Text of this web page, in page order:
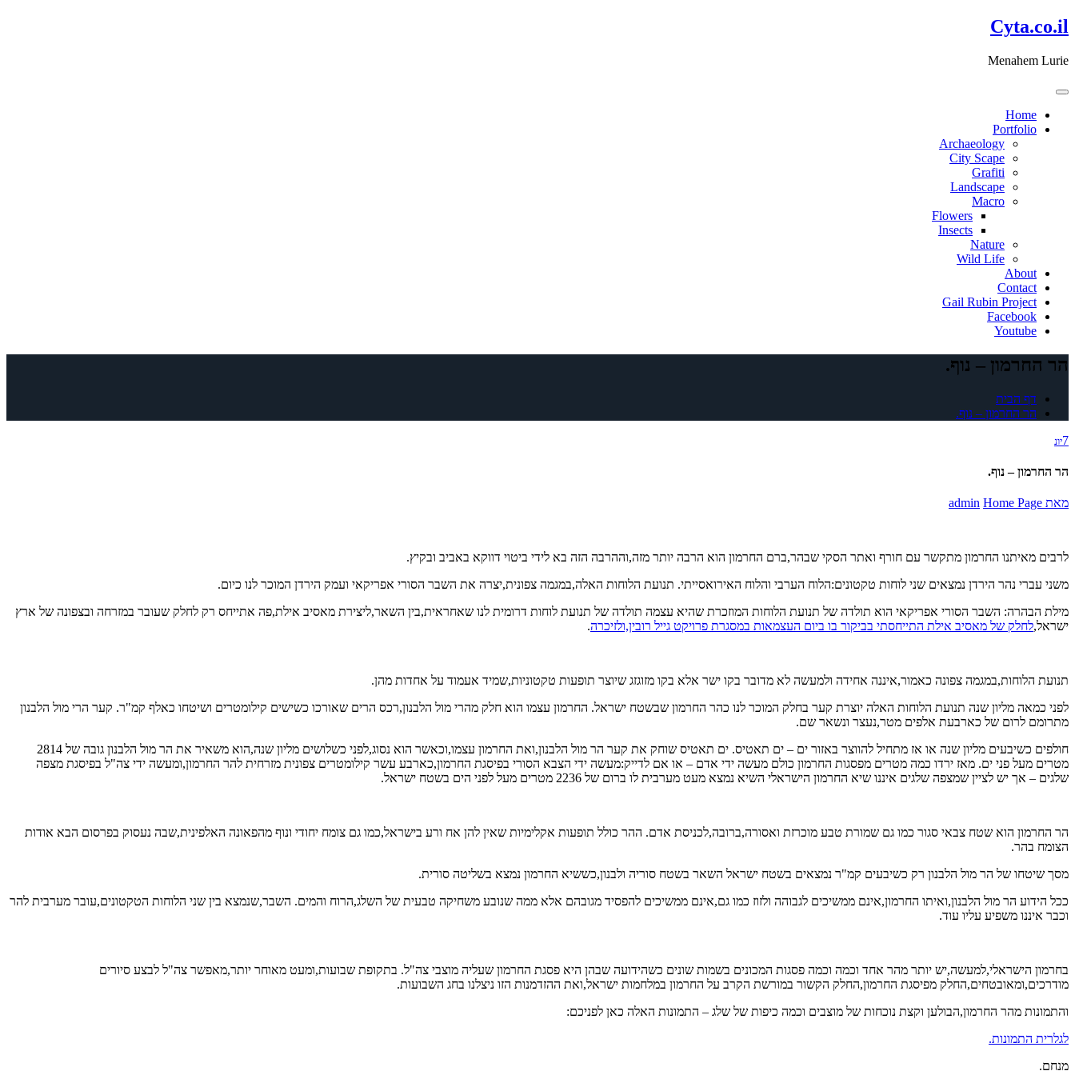
דלג
לתוכן
Cyta.co.il
Menahem Lurie
Home
Portfolio
Archaeology
City Scape
Grafiti
Landscape
Macro
Flowers
Insects
Nature
Wild Life
About
Contact
Gail Rubin Project
Facebook
Youtube
הר החרמון – נוף.
דף הבית
הר החרמון – נוף.
7יונ
הר החרמון – נוף.
מאת admin Home Page
לרבים מאיתנו החרמון מתקשר עם חורף ואתר הסקי שבהר,ברם החרמון הוא הרבה יותר מזה,וההרבה הזה בא לידי ביטוי דווקא באביב ובקיץ.
משני עברי נהר הירדן נמצאים שני לוחות טקטונים:הלוח הערבי והלוח האירואסייתי. תנועת הלוחות האלה,במגמה צפונית,יצרה את השבר הסורי אפריקאי ועמק הירדן המוכר לנו כיום.
מילת הבהרה: השבר הסורי אפריקאי הוא תולדה של תנועת הלוחות המוזכרת שהיא עצמה תולדה של תנועת לוחות דרומית לנו שאחראית,בין השאר,ליצירת מאסיב אילת,פה אתייחס רק לחלק שעובר במזרחה ובצפונה של ארץ
ישראל,לחלק של מאסיב אילת התייחסתי בביקור בו ביום העצמאות במסגרת פרויקט גייל רובין,ולזיכרה.
תנועת הלוחות,במגמה צפונה כאמור,איננה אחידה ולמעשה לא מדובר בקו ישר אלא בקו מזוגזג שיוצר תופעות טקטוניות,שמיד אעמוד על אחדות מהן.
לפני כמאה מליון שנה תנועת הלוחות האלה יוצרת קער בחלק המוכר לנו כהר החרמון שבשטח ישראל. החרמון עצמו הוא חלק מהרי מול הלבנון,רכס הרים שאורכו כשישים קילומטרים ושיטחו כאלף קמ"ר. קער הרי מול הלבנון
מתרומם לרום של כארבעת אלפים מטר,נעצר ונשאר שם.
חולפים כשיבעים מליון שנה או אז מתחיל להווצר באזור ים – ים תאטיס. ים תאטיס שוחק את קער הר מול הלבנון,ואת החרמון עצמו,וכאשר הוא נסוג,לפני כשלושים מליון שנה,הוא משאיר את הר מול הלבנון גובה של 2814
מטרים מעל פני ים. מאז ירדו כמה מטרים מפסגות החרמון כולם מעשה ידי אדם – או אם לדייק:מעשה ידי הצבא הסורי בפיסגת החרמון,כארבע עשר קילומטרים צפונית מזרחית להר החרמון,ומעשה ידי צה"ל בפיסגת מצפה
שלגים – אך יש לציין שמצפה שלגים איננו שיא החרמון הישראלי השיא נמצא מעט מערבית לו ברום של 2236 מטרים מעל לפני הים בשטח ישראל.
הר החרמון הוא שטח צבאי סגור כמו גם שמורת טבע מוכרזת ואסורה,ברובה,לכניסת אדם. ההר כולל תופעות אקלימיות שאין להן אח ורע בישראל,כמו גם צומח יחודי ונוף מהפאונה האלפינית,שבה נעסוק בפרסום הבא אודות
הצומח בהר.
מסך שיטחו של הר מול הלבנון רק כשיבעים קמ"ר נמצאים בשטח ישראל השאר בשטח סוריה ולבנון,כששיא החרמון נמצא בשליטה סורית.
ככל הידוע הר מול הלבנון,ואיתו החרמון,אינם ממשיכים לגבוהה ולזוז כמו גם,אינם ממשיכים להפסיד מגובהם אלא ממה שנובע משחיקה טבעית של השלג,הרוח והמים. השבר,שנמצא בין שני הלוחות הטקטונים,עובר מערבית להר
וכבר איננו משפיע עליו עוד.
בחרמון הישראלי,למעשה,יש יותר מהר אחד וכמה וכמה פסגות המכונים בשמות שונים כשהידועה שבהן היא פסגת החרמון שעליה מוצבי צה"ל. בתקופת שבועות,ומעט מאוחר יותר,מאפשר צה"ל לבצע סיורים
מודרכים,ומאובטחים,החלק מפיסגת החרמון,החלק הקשור במורשת הקרב על החרמון במלחמות ישראל,ואת ההזדמנות הזו ניצלנו בחג השבועות.
והתמונות מהר החרמון,הבולען וקצת נוכחות של מוצבים וכמה כיפות של שלג – התמונות האלה כאן לפניכם:
לגלרית התמונות.
מנחם.